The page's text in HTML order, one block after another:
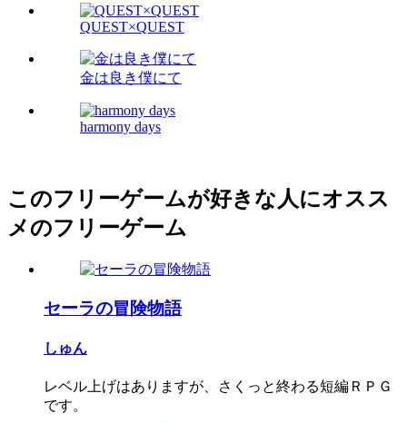
QUEST×QUEST
金は良き僕にて
harmony days
このフリーゲームが好きな人にオスス
メのフリーゲーム
セーラの冒険物語
しゅん
レベル上げはありますが、さくっと終わる短編ＲＰＧ
です。